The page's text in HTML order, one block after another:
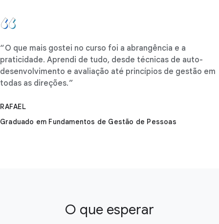
O que mais gostei no curso foi a abrangência e a
praticidade. Aprendi de tudo, desde técnicas de auto-
desenvolvimento e avaliação até princípios de gestão em
todas as direções.
RAFAEL
Graduado em Fundamentos de Gestão de Pessoas
O que esperar